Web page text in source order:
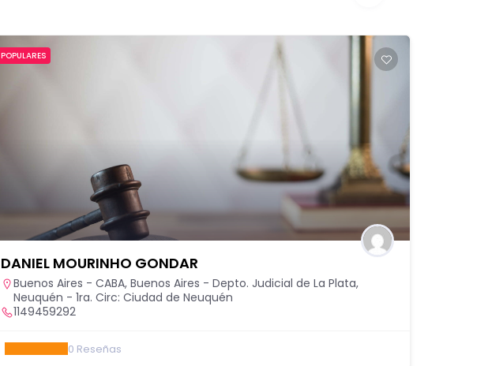
POPULARES
DANIEL MOURINHO GONDAR
Buenos Aires - CABA, Buenos Aires - Depto. Judicial de La Plata,
Neuquén - 1ra. Circ: Ciudad de Neuquén
1149459292
0 Reseñas